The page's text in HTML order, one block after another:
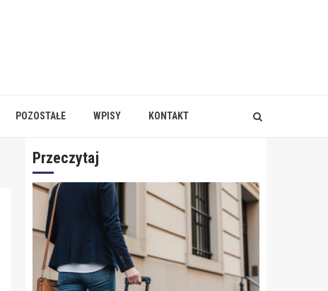
POZOSTAŁE WPISY KONTAKT
Przeczytaj